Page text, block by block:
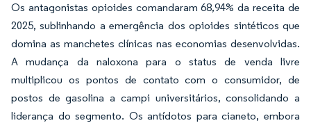
Os antagonistas opioides comandaram 68,94% da receita de
2025, sublinhando a emergência dos opioides sintéticos que
domina as manchetes clínicas nas economias desenvolvidas.
A mudança da naloxona para o status de venda livre
multiplicou os pontos de contato com o consumidor, de
postos de gasolina a campi universitários, consolidando a
liderança do segmento. Os antídotos para cianeto, embora